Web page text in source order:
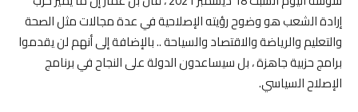
إرادة الشعب هو وضوح رؤيته الإصلاحية في عدة مجالات مثل الصحة
والتعليم والرياضة والاقتصاد والسياحة .. بالإضافة إلى أنهم لن يقدموا
برامج حزبية جاهزة ، بل سيساعدون الدولة على النجاح في برنامج
الإصلاح السياسي.